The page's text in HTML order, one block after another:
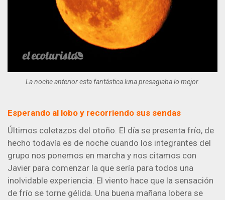
La noche anterior esta fantástica luna presagiaba lo mejor.
Esperando al lobo y recorriendo sus sendas
Últimos coletazos del otoño. El día se presenta frío, de
hecho todavía es de noche cuando los integrantes del
grupo nos ponemos en marcha y nos citamos con
Javier para comenzar la que sería para todos una
inolvidable experiencia. El viento hace que la sensación
de frío se torne gélida. Una buena mañana lobera se